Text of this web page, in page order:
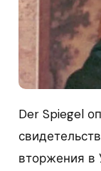
Der Spiegel
вторжения в